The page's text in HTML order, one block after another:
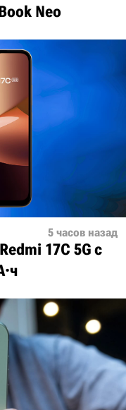
Neo
5 часов назад
17C 5G с